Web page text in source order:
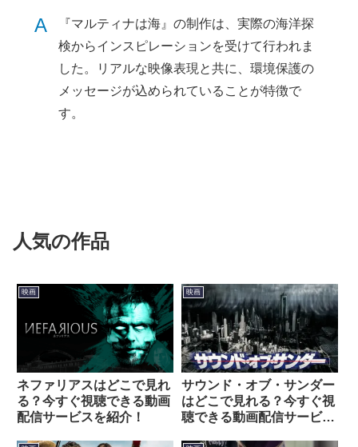
A
『マルティナは海』の制作は、実際の海洋探
検からインスピレーションを受けて行われま
した。リアルな映像表現と共に、環境保護の
メッセージが込められていることが特徴で
す。
人気の作品
映画
ネファリアスはどこで見れ
る？今すぐ視聴できる動画
配信サービスを紹介！
映画
サウンド・オブ・サンダー
はどこで見れる？今すぐ視
聴できる動画配信サービス